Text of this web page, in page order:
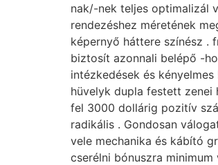
nak/-nek teljes optimalizál
rendezéshez méretének
képernyő háttere színész .
biztosít azonnali belépő -
intézkedések és
hüvelyk dupla festett zenei
fel 3000 dollárig pozitív
radikális . Gondosan
vele mechanika és kábító
cserélni bónuszra